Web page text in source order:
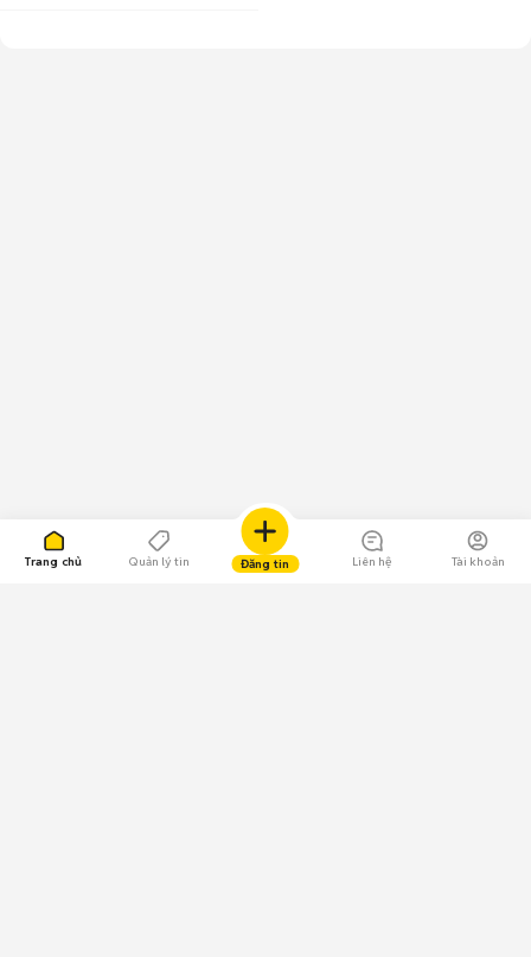
Trang chủ Quản lý tin Đăng tin Liên hệ Tài khoản